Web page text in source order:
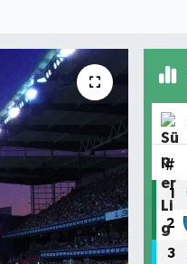
#
1
2
3